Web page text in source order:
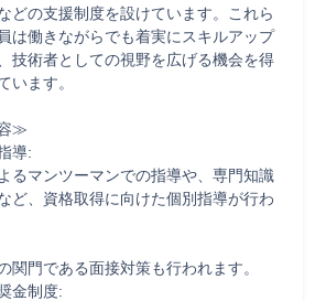
どの支援制度を設けています。これら
は働きながらでも着実にスキルアップ
技術者としての視野を広げる機会を得
います。﻿
≫
導:
るマンツーマンでの指導や、専門知識
ど、資格取得に向けた個別指導が行わ
門である面接対策も行われます。﻿
金制度: